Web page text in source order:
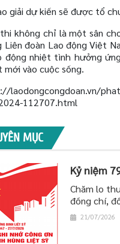
giải dự kiến sẽ được tổ
không chỉ là một sân
Liên đoàn Lao động Việt
động nhiệt tình hưởng
mới vào cuộc sống.
laodongcongdoan.vn/
112707.html
MỤC
Kỷ niệm
Chăm lo
đồng chí,
21/07/2026